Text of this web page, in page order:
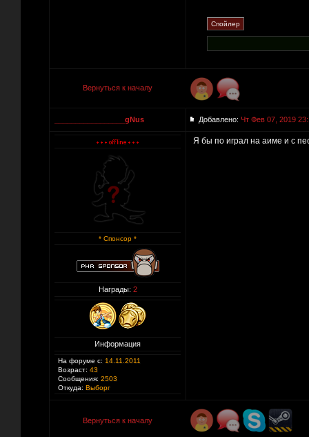
Вернуться к началу
_________________gNus Добавлено: Чт Фев 07, 2019
* Спонсор *
Награды: 2
Информация
На форуме с: 14.11.2011
Возраст: 43
Сообщения: 2503
Откуда: Выборг
Я бы по играл на аиме и с
Вернуться к началу